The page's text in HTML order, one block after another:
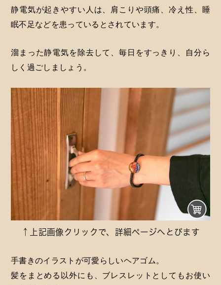
静電気が起きやすい人は、肩こりや頭痛、冷え性、睡
眠不足などを患っているとされています。
溜まった静電気を除去して、毎日をすっきり、自分ら
しく過ごしましょう。
↑上記画像クリックで、詳細ページへとびます
手書きのイラストが可愛らしいヘアゴム。
髪をまとめる以外にも、ブレスレットとしてもお使い